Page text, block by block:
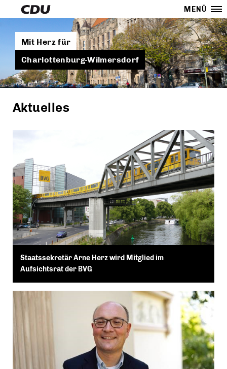
MENÜ
Mit Herz für
Charlottenburg-Wilmersdorf
Aktuelles
Staatssekretär Arne Herz wird Mitglied im
Aufsichtsrat der BVG